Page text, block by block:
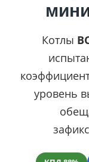
Котлы
уровень